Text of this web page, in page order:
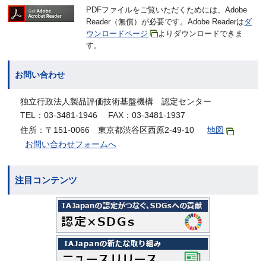
PDFファイルをご覧いただくためには、Adobe
Reader（無償）が必要です。Adobe Readerはダ
ウンロードページ
よりダウンロードできま
す。
お問い合わせ
独立行政法人製品評価技術基盤機構 認定センター
TEL：03-3481-1946 FAX：03-3481-1937
住所：〒151-0066 東京都渋谷区西原2-49-10
地図
お問い合わせフォームへ
注目コンテンツ